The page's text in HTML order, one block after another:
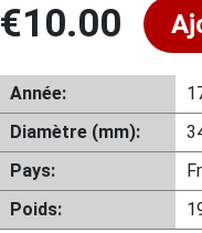
€10.00
Année:
Diamètre (mm):
Pays:
Poids: